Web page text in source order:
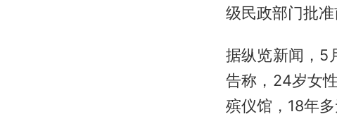
级民政部门批
据纵览新闻，5
告称，24岁女
殡仪馆，18年